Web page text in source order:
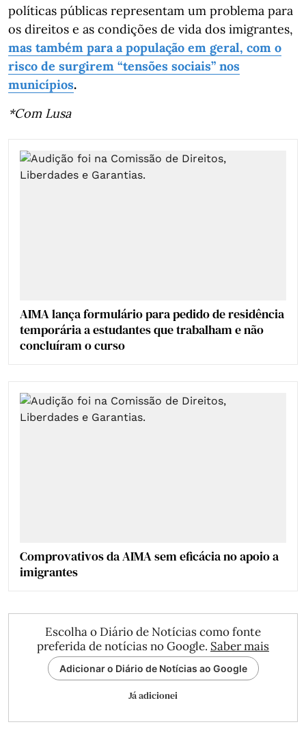
políticas públicas representam um problema para
os direitos e as condições de vida dos imigrantes,
mas também para a população em geral, com o
risco de surgirem “tensões sociais” nos
municípios.
*Com Lusa
AIMA lança formulário para pedido de residência
temporária a estudantes que trabalham e não
concluíram o curso
Comprovativos da AIMA sem eficácia no apoio a
imigrantes
Escolha o Diário de Notícias como fonte
preferida de notícias no Google. Saber mais
Adicionar o Diário de Notícias ao Google
Já adicionei